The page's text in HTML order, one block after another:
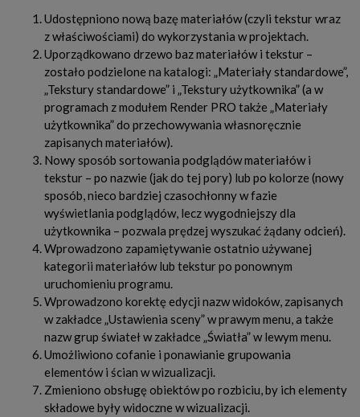
Udostępniono nową bazę materiałów (czyli tekstur wraz
z właściwościami) do wykorzystania w projektach.
Uporządkowano drzewo baz materiałów i tekstur –
zostało podzielone na katalogi: „Materiały standardowe”,
„Tekstury standardowe” i „Tekstury użytkownika” (a w
programach z modułem Render PRO także „Materiały
użytkownika” do przechowywania własnoręcznie
zapisanych materiałów).
Nowy sposób sortowania podglądów materiałów i
tekstur – po nazwie (jak do tej pory) lub po kolorze (nowy
sposób, nieco bardziej czasochłonny w fazie
wyświetlania podglądów, lecz wygodniejszy dla
użytkownika – pozwala prędzej wyszukać żądany odcień).
Wprowadzono zapamiętywanie ostatnio używanej
kategorii materiałów lub tekstur po ponownym
uruchomieniu programu.
Wprowadzono korektę edycji nazw widoków, zapisanych
w zakładce „Ustawienia sceny” w prawym menu, a także
nazw grup świateł w zakładce „Światła” w lewym menu.
Umożliwiono cofanie i ponawianie grupowania
elementów i ścian w wizualizacji.
Zmieniono obsługę obiektów po rozbiciu, by ich elementy
składowe były widoczne w wizualizacji.